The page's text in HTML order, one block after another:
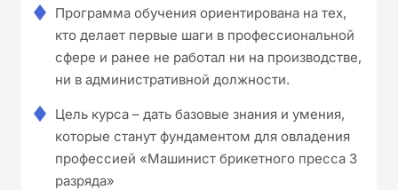
Программа обучения ориентирована на тех,
кто делает первые шаги в профессиональной
сфере и ранее не работал ни на производстве,
ни в административной должности.
Цель курса – дать базовые знания и умения,
которые станут фундаментом для овладения
профессией «Машинист брикетного пресса 3
разряда»